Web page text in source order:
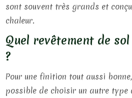
sont souvent très grands et
chaleur.
Quel revêtement de
?
Pour une finition tout aussi
possible de choisir un autre type